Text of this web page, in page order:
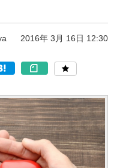
2016年 3月 16日 12:30